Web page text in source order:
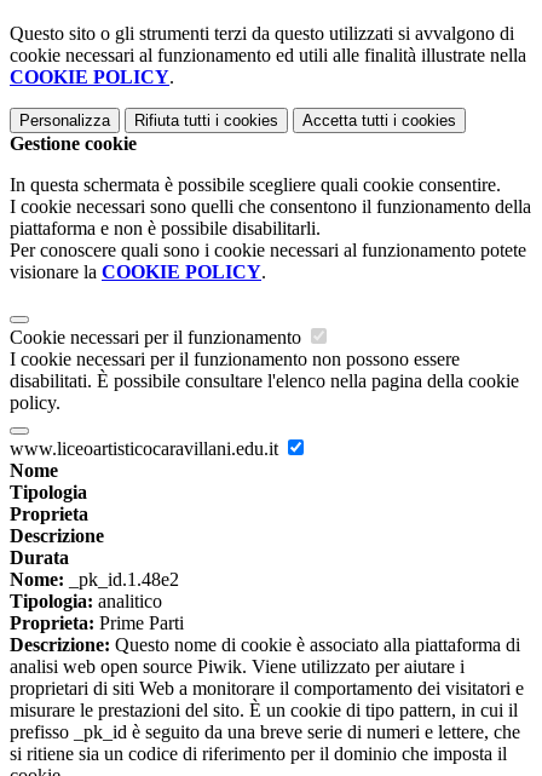
Questo sito o gli strumenti terzi da questo utilizzati si avvalgono di
cookie necessari al funzionamento ed utili alle finalità illustrate nella
COOKIE POLICY.
Personalizza Rifiuta tutti i cookies Accetta tutti i cookies
Gestione cookie
In questa schermata è possibile scegliere quali cookie consentire.
I cookie necessari sono quelli che consentono il funzionamento della
piattaforma e non è possibile disabilitarli.
Per conoscere quali sono i cookie necessari al funzionamento potete
visionare la COOKIE POLICY.
Cookie necessari per il funzionamento
I cookie necessari per il funzionamento non possono essere
disabilitati. È possibile consultare l'elenco nella pagina della cookie
policy.
www.liceoartisticocaravillani.edu.it
Nome
Tipologia
Proprieta
Descrizione
Durata
Nome: _pk_id.1.48e2
Tipologia: analitico
Proprieta: Prime Parti
Descrizione: Questo nome di cookie è associato alla piattaforma di
analisi web open source Piwik. Viene utilizzato per aiutare i
proprietari di siti Web a monitorare il comportamento dei visitatori e
misurare le prestazioni del sito. È un cookie di tipo pattern, in cui il
prefisso _pk_id è seguito da una breve serie di numeri e lettere, che
si ritiene sia un codice di riferimento per il dominio che imposta il